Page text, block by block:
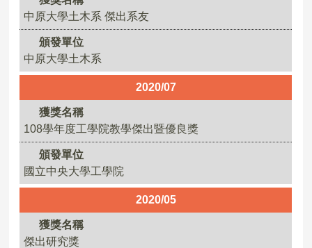
中原大學土木系 傑出系友
頒發單位
中原大學土木系
2020/07
獲獎名稱
108學年度工學院教學傑出暨優良獎
頒發單位
國立中央大學工學院
2020/05
獲獎名稱
傑出研究獎